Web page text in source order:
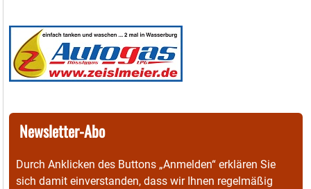
Newsletter-Abo
Durch Anklicken des Buttons „Anmelden“ erklären Sie
sich damit einverstanden, dass wir Ihnen regelmäßig